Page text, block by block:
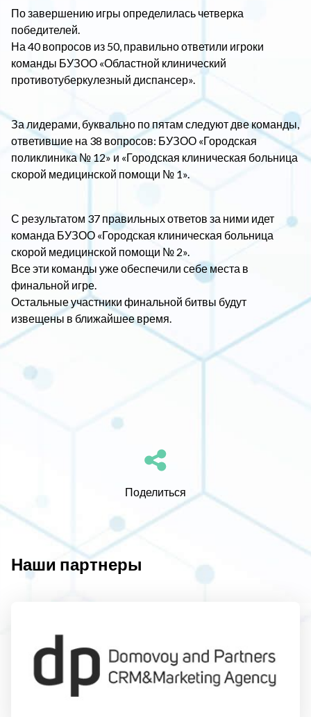
По завершению игры определилась четверка
победителей.
На 40 вопросов из 50, правильно ответили игроки
команды БУЗОО «Областной клинический
противотуберкулезный диспансер».
За лидерами, буквально по пятам следуют две команды,
ответившие на 38 вопросов: БУЗОО «Городская
поликлиника № 12» и «Городская клиническая больница
скорой медицинской помощи № 1».
С результатом 37 правильных ответов за ними идет
команда БУЗОО «Городская клиническая больница
скорой медицинской помощи № 2».
Все эти команды уже обеспечили себе места в
финальной игре.
Остальные участники финальной битвы будут
извещены в ближайшее время.
Поделиться
Наши партнеры